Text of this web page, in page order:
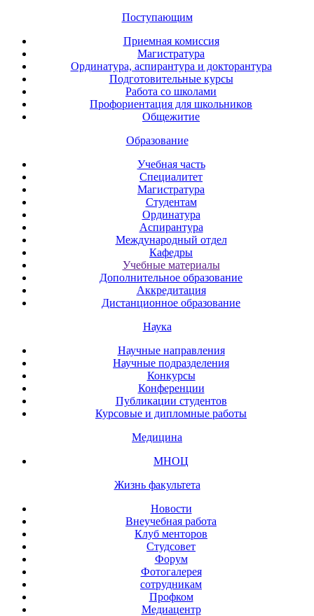
Поступающим
Приемная комиссия
Магистратура
Ординатура, аспирантура и докторантура
Подготовительные курсы
Работа со школами
Профориентация для школьников
Общежитие
Образование
Учебная часть
Специалитет
Магистратура
Студентам
Ординатура
Аспирантура
Международный отдел
Кафедры
Учебные материалы
Дополнительное образование
Аккредитация
Дистанционное образование
Наука
Научные направления
Научные подразделения
Конкурсы
Конференции
Публикации студентов
Курсовые и дипломные работы
Медицина
МНОЦ
Жизнь факультета
Новости
Внеучебная работа
Клуб менторов
Студсовет
Форум
Фотогалерея
сотрудникам
Профком
Медиацентр